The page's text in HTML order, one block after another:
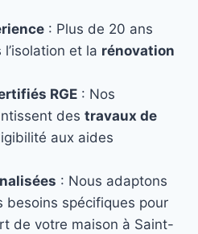
: Plus de 20 ans
l’isolation et la rénovation
RGE : Nos
des travaux de
aux aides
: Nous adaptons
besoins spécifiques pour
de votre maison à Saint-